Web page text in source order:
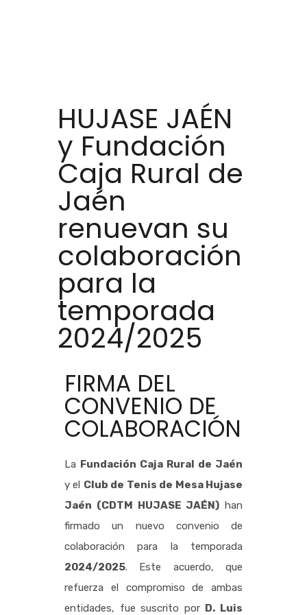
HUJASE JAÉN
y Fundación
Caja Rural de
Jaén
renuevan su
colaboración
para la
temporada
2024/2025
FIRMA DEL
CONVENIO DE
COLABORACIÓN
La Fundación Caja Rural de Jaén
y el Club de Tenis de Mesa Hujase
Jaén (CDTM HUJASE JAÉN) han
firmado un nuevo convenio de
colaboración para la temporada
2024/2025. Este acuerdo, que
refuerza el compromiso de ambas
entidades, fue suscrito por D. Luis